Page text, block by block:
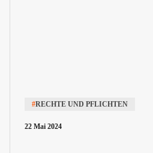
#RECHTE UND PFLICHTEN
22 Mai 2024